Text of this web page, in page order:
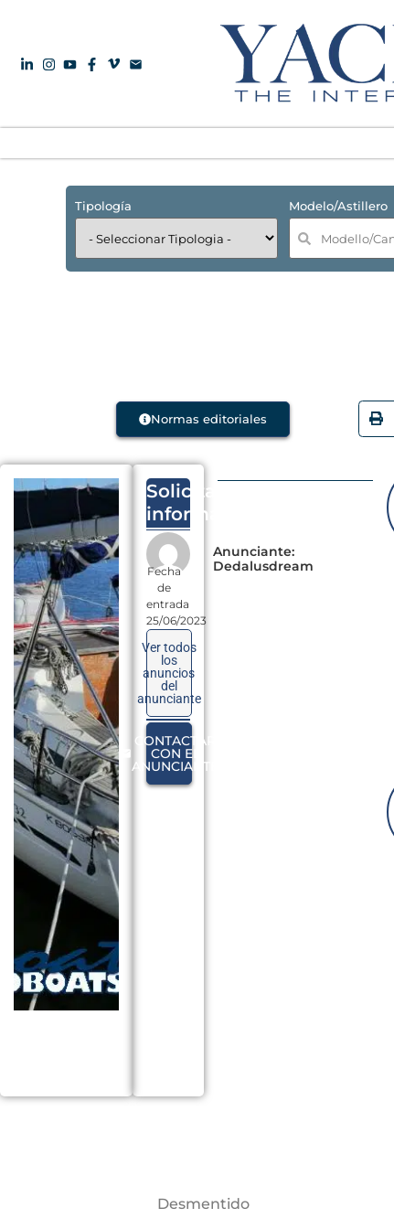
Tipología Modelo/Astillero
Normas editoriales
Solicita
información
Anunciante:
Dedalusdream
Fecha
de
entrada
25/06/2023
Ver todos
los
anuncios
del
anunciante
CONTACTAR
CON EL
ANUNCIANTE
Desmentido